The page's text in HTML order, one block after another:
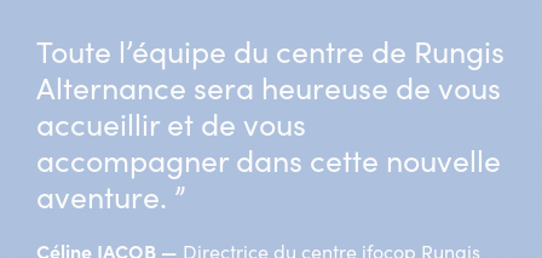
Toute l’équipe du centre de Rungis
Alternance sera heureuse de vous
accueillir et de vous
accompagner dans cette nouvelle
aventure. ”
Céline JACOB
Directrice du centre ifocop Rungis